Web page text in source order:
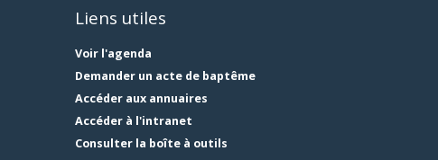
Liens utiles
Voir l'agenda
Demander un acte de baptême
Accéder aux annuaires
Accéder à l'intranet
Consulter la boîte à outils